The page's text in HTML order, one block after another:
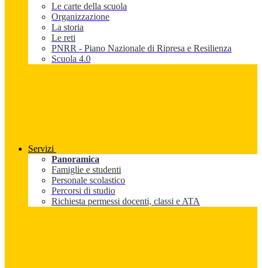
Le carte della scuola
Organizzazione
La storia
Le reti
PNRR - Piano Nazionale di Ripresa e Resilienza
Scuola 4.0
Servizi
Panoramica
Famiglie e studenti
Personale scolastico
Percorsi di studio
Richiesta permessi docenti, classi e ATA